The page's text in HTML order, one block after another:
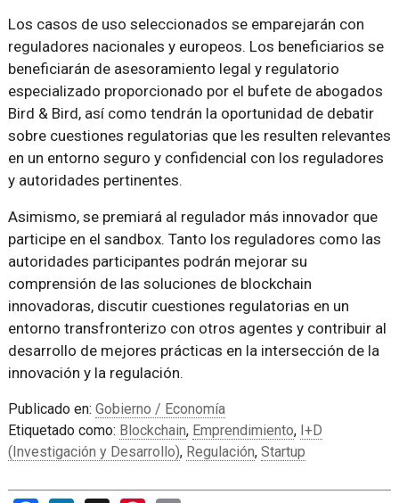
Los casos de uso seleccionados se emparejarán con
reguladores nacionales y europeos. Los beneficiarios se
beneficiarán de asesoramiento legal y regulatorio
especializado proporcionado por el bufete de abogados
Bird & Bird, así como tendrán la oportunidad de debatir
sobre cuestiones regulatorias que les resulten relevantes
en un entorno seguro y confidencial con los reguladores
y autoridades pertinentes.
Asimismo, se premiará al regulador más innovador que
participe en el sandbox. Tanto los reguladores como las
autoridades participantes podrán mejorar su
comprensión de las soluciones de blockchain
innovadoras, discutir cuestiones regulatorias en un
entorno transfronterizo con otros agentes y contribuir al
desarrollo de mejores prácticas en la intersección de la
innovación y la regulación.
Publicado en: Gobierno / Economía
Etiquetado como: Blockchain, Emprendimiento, I+D
(Investigación y Desarrollo), Regulación, Startup